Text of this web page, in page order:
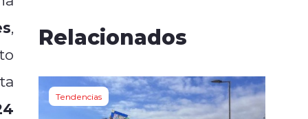
,
Relacionados
Tendencias